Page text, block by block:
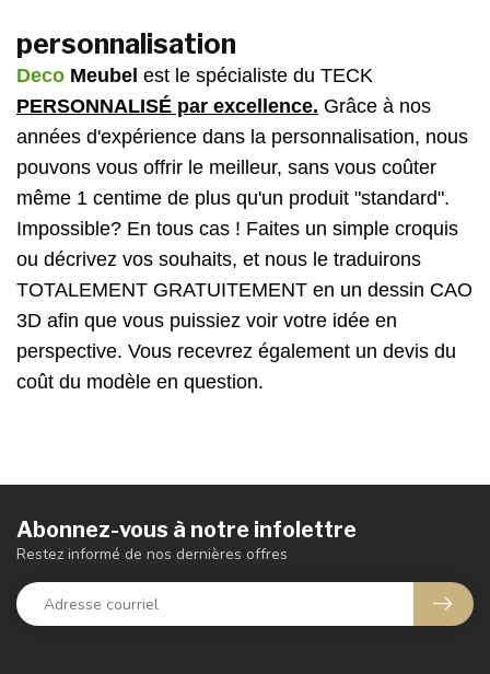
personnalisation
Deco Meubel est le spécialiste du TECK
PERSONNALISÉ par excellence. Grâce à nos
années d'expérience dans la personnalisation, nous
pouvons vous offrir le meilleur, sans vous coûter
même 1 centime de plus qu'un produit "standard".
Impossible? En tous cas ! Faites un simple croquis
ou décrivez vos souhaits, et nous le traduirons
TOTALEMENT GRATUITEMENT en un dessin CAO
3D afin que vous puissiez voir votre idée en
perspective. Vous recevrez également un devis du
coût du modèle en question.
Abonnez-vous à notre infolettre
Restez informé de nos dernières offres